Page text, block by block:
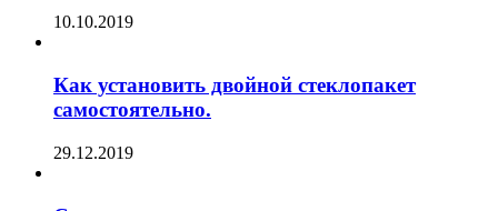
10.10.2019
Как установить двойной стеклопакет
самостоятельно.
29.12.2019